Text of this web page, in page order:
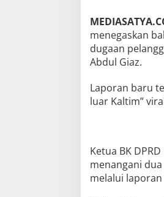
menegaskan
dugaan
Abdul Giaz.
Laporan baru
luar Kaltim”
Ketua BK
menangani
melalui